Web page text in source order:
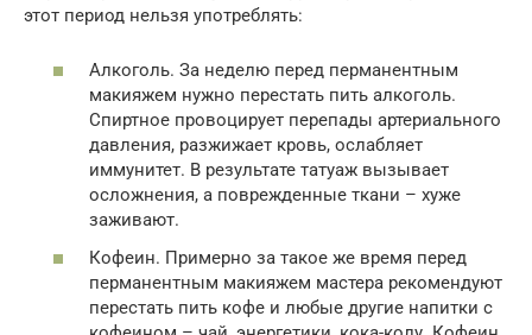
этот период нельзя употреблять:
Алкоголь. За неделю перед перманентным
макияжем нужно перестать пить алкоголь.
Спиртное провоцирует перепады артериального
давления, разжижает кровь, ослабляет
иммунитет. В результате татуаж вызывает
осложнения, а поврежденные ткани – хуже
заживают.
Кофеин. Примерно за такое же время перед
перманентным макияжем мастера рекомендуют
перестать пить кофе и любые другие напитки с